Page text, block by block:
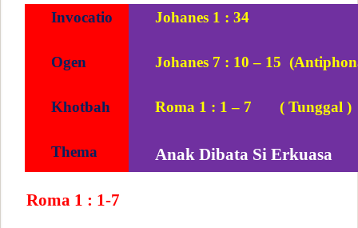
Invocatio Johanes 1 : 34
Ogen Johanes 7 : 10 – 15
Khotbah Roma 1 : 1 – 7 ( Tunggal )
Thema Anak Dibata Si Erkuasa
Roma 1 : 1-7